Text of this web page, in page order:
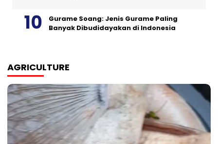
Gurame Soang: Jenis Gurame Paling
Banyak Dibudidayakan di Indonesia
AGRICULTURE